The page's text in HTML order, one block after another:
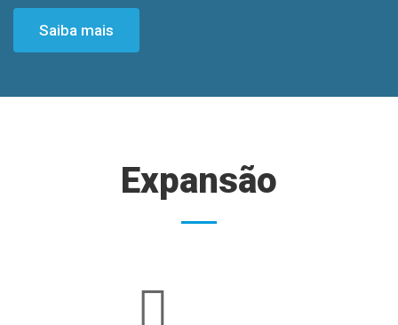
Saiba mais
Expansão